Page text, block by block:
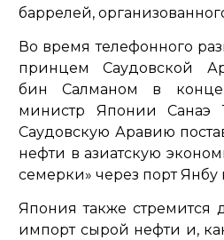
баррелей,
Во время телефонного
принцем Саудовской
бин Салманом в
министр Японии Санаэ
Саудовскую Аравию
нефти в азиатскую
семерки» через порт
Япония также стремится
импорт сырой нефти и,